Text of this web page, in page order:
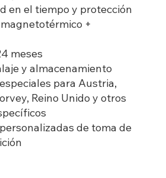
en el tiempo y protección
+
meses
y almacenamiento
para Austria,
Reino Unido y otros
de toma de